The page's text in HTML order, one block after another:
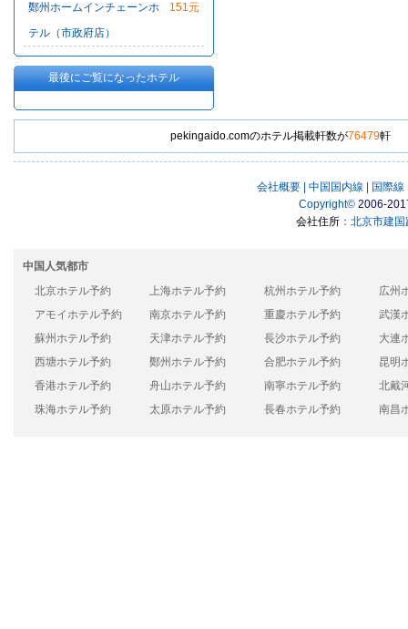
151元
鄭州ホームインチェーンホ
テル（市政府店）
最後にご覧になったホテル
pekingaido.comのホテル掲載軒数が76479軒
会社概要 中国国内線 国際線
Copyright© 2006-
会社住所：北京市建
中国人気都市
北京ホテル予約
上海ホテル予約 杭州ホテル予約
広州
アモイホテル予約
南京ホテル予約 重慶ホテル予約
武漢
蘇州ホテル予約
天津ホテル予約 長沙ホテル予約
大連
西塘ホテル予約
鄭州ホテル予約 合肥ホテル予約
昆明
香港ホテル予約
舟山ホテル予約 南寧ホテル予約
北戴
珠海ホテル予約
太原ホテル予約 長春ホテル予約 南昌